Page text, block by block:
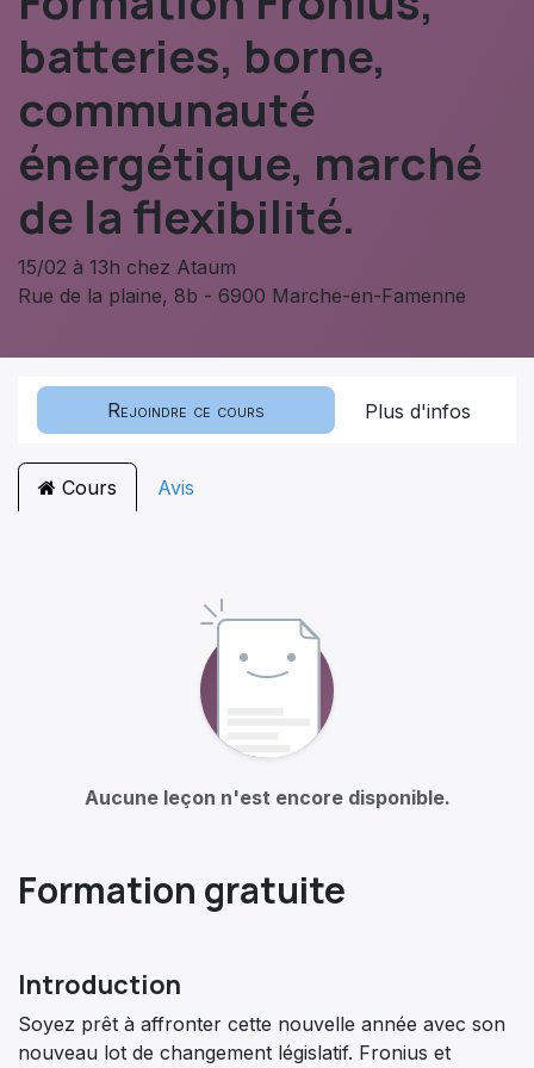
batteries, borne,
communauté
énergétique, marché
de la flexibilité.
15/02 à 13h chez Ataum
Rue de la plaine, 8b - 6900 Marche-en-Famenne
Rejoindre ce cours Plus d'infos
Cours Avis
Aucune leçon n'est encore disponible.
Formation gratuite
Introduction
Soyez prêt à affronter cette nouvelle année avec son
nouveau lot de changement législatif. Fronius et